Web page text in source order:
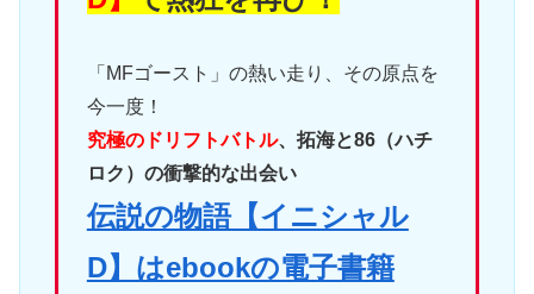
「MFゴースト」の熱い走り、その原点を
今一度！
究極のドリフトバトル、拓海と86（ハチ
ロク）の衝撃的な出会い
伝説の物語【イニシャル
D】はebookの電子書籍